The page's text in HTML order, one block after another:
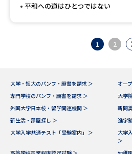
平和への道はひとつではない
1 2
大学・短大のパンフ・願書を請求 ＞
オー
専門学校のパンフ・願書を請求 ＞
大学
外国大学日本校・留学関連機関 ＞
新聞
新生活・部屋探し ＞
進学
大学入学共通テスト「受験案内」 ＞
大学
＞